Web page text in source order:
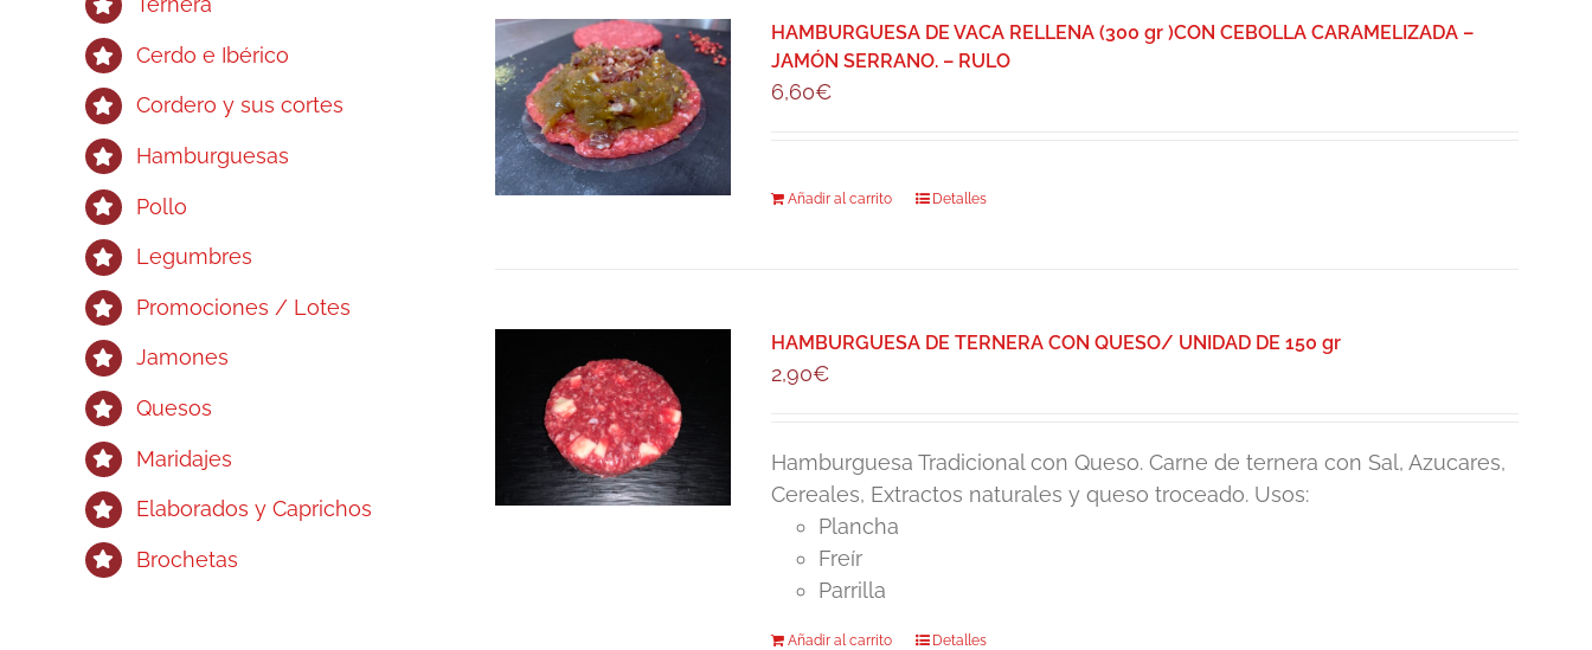
HAMBURGUESA DE VACA RELLENA (300 gr )CON CEBOLLA CARAMELIZADA –
JAMÓN SERRANO. – RULO
6,60€
Añadir al carrito Detalles
HAMBURGUESA DE TERNERA CON QUESO/ UNIDAD DE 150 gr
2,90€
Hamburguesa Tradicional con Queso. Carne de ternera con Sal, Azucares,
Cereales, Extractos naturales y queso troceado. Usos:
Plancha
Freír
Parrilla
Añadir al carrito Detalles
Cerdo e Ibérico
Cordero y sus cortes
Hamburguesas
Pollo
Legumbres
Promociones / Lotes
Jamones
Quesos
Maridajes
Elaborados y Caprichos
Brochetas